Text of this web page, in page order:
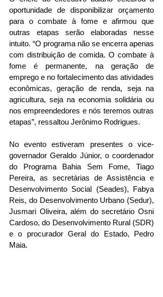
oportunidade de disponibilizar orçamento
para o combate à fome e afirmou que
outras etapas serão elaboradas nesse
intuito. “O programa não se encerra apenas
com distribuição de comida. O combate à
fome é permanente, na geração de
emprego e no fortalecimento das atividades
econômicas, geração de renda, seja na
agricultura, seja na economia solidária ou
nos empreendedores e nós teremos outras
etapas”, ressaltou Jerônimo Rodrigues.
No evento estiveram presentes o vice-
governador Geraldo Júnior, o coordenador
do Programa Bahia Sem Fome, Tiago
Pereira, as secretárias de Assistência e
Desenvolvimento Social (Seades), Fabya
Reis, do Desenvolvimento Urbano (Sedur),
Jusmari Oliveira, além do secretário Osni
Cardoso, do Desenvolvimento Rural (SDR)
e o procurador Geral do Estado, Pedro
Maia.